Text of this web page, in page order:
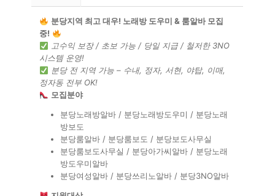
분당지역 최고 대우! 노래방 도우미 & 룸알바 모집
중!
고수익 보장 / 초보 가능 / 당일 지급 / 철저한 3NO
시스템 운영!
분당 전 지역 가능 – 수내, 정자, 서현, 야탑, 이매,
정자동 전부 OK!
모집분야
분당노래방알바 / 분당노래방도우미 / 분당노래
방보도
분당룸알바 / 분당룸보도 / 분당보도사무실
분당룸보도사무실 / 분당아가씨알바 / 분당노래
방도우미알바
분당여성알바 / 분당쓰리노알바 / 분당3NO알바